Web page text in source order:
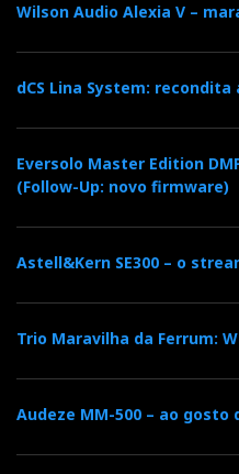
Wilson Audio Alexia V –
dCS Lina System: recondita
Eversolo Master Edition
(Follow-Up: novo firmware)
Astell&Kern SE300 – o
Trio Maravilha da Ferrum:
Audeze MM-500 – ao gosto